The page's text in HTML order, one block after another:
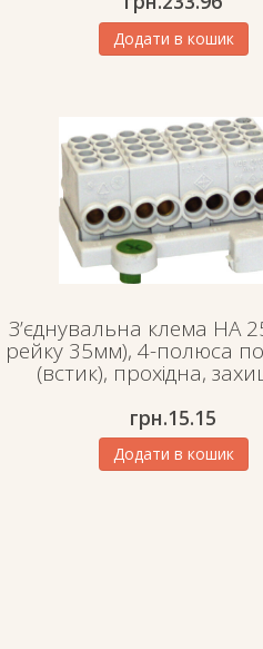
Додати в кошик
З’єднувальна клема HA
рейку 35мм), 4-полюса
(встик), прохідна,
грн.15.15
Додати в кошик